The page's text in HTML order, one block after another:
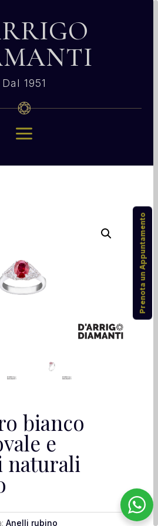
Dal 1951
a
bianco
e
naturali
Anelli rubino
Prenota un Appuntamento